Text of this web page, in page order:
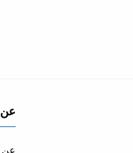
عن
عن